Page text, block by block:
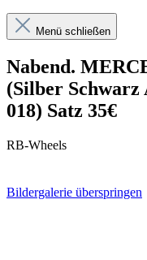
Menü schließen
Nabend.
(Silber
018) Satz 35€
RB-Wheels
Bildergalerie überspringen